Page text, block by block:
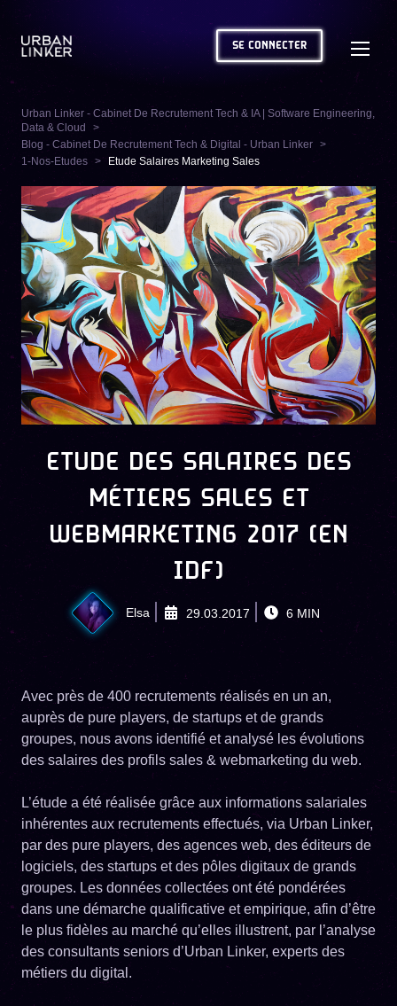
SE CONNECTER
Urban Linker - Cabinet De Recrutement Tech & IA | Software Engineering,
Data & Cloud
Blog - Cabinet De Recrutement Tech & Digital - Urban Linker
1-Nos-Etudes
Etude Salaires Marketing Sales
ETUDE DES SALAIRES DES
MÉTIERS SALES ET
WEBMARKETING 2017 (EN
IDF)
Elsa 29.03.2017 6 MIN
Avec près de 400 recrutements réalisés en un an,
auprès de pure players, de startups et de grands
groupes, nous avons identifié et analysé les évolutions
des salaires des profils sales & webmarketing du web.
L’étude a été réalisée grâce aux informations salariales
inhérentes aux recrutements effectués, via Urban Linker,
par des pure players, des agences web, des éditeurs de
logiciels, des startups et des pôles digitaux de grands
groupes. Les données collectées ont été pondérées
dans une démarche qualificative et empirique, afin d’être
le plus fidèles au marché qu’elles illustrent, par l’analyse
des consultants seniors d’Urban Linker, experts des
métiers du digital.